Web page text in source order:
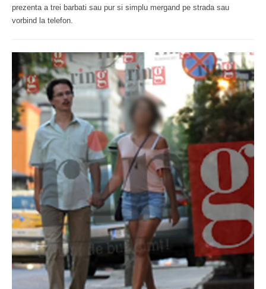
prezenta a trei barbati sau pur si simplu mergand pe strada sau
vorbind la telefon.